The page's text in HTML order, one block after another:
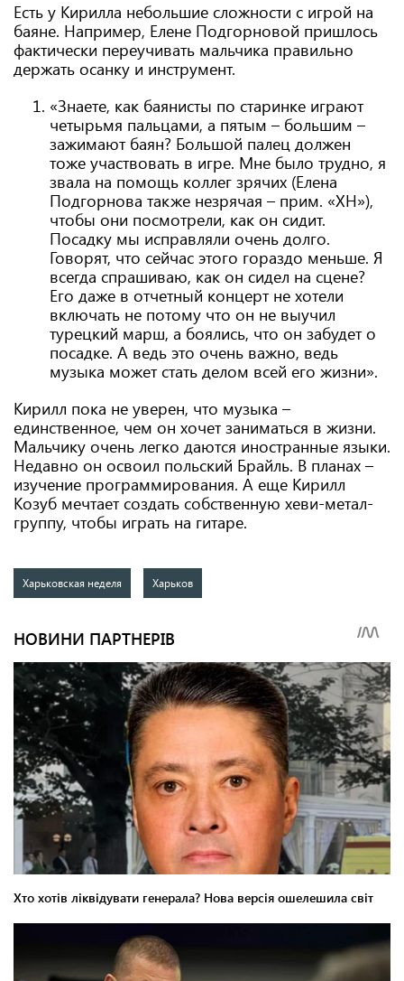
Есть у Кирилла небольшие сложности с игрой на
баяне. Например, Елене Подгорновой пришлось
фактически переучивать мальчика правильно
держать осанку и инструмент.
«Знаете, как баянисты по старинке играют
четырьмя пальцами, а пятым – большим –
зажимают баян? Большой палец должен
тоже участвовать в игре. Мне было трудно, я
звала на помощь коллег зрячих (Елена
Подгорнова также незрячая – прим. «ХН»),
чтобы они посмотрели, как он сидит.
Посадку мы исправляли очень долго.
Говорят, что сейчас этого гораздо меньше. Я
всегда спрашиваю, как он сидел на сцене?
Его даже в отчетный концерт не хотели
включать не потому что он не выучил
турецкий марш, а боялись, что он забудет о
посадке. А ведь это очень важно, ведь
музыка может стать делом всей его жизни».
Кирилл пока не уверен, что музыка –
единственное, чем он хочет заниматься в жизни.
Мальчику очень легко даются иностранные языки.
Недавно он освоил польский Брайль. В планах –
изучение программирования. А еще Кирилл
Козуб мечтает создать собственную хеви-метал-
группу, чтобы играть на гитаре.
Харьковская неделя Харьков